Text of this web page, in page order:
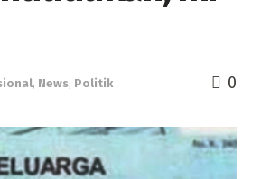
, News, Politik 0